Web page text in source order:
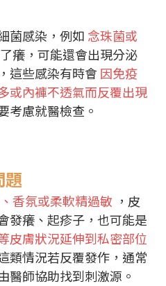
菌感染，例如 念珠菌或
癢，可能還會出現分泌
這些感染有時會因免疫
或內褲不透氣而反覆出現
考慮就醫檢查。
題
香氛或柔軟精過敏 ，皮
發癢、起疹子，也可能是
皮膚狀況延伸到私密部位
類情況若反覆發作，通常
醫師協助找到刺激源。